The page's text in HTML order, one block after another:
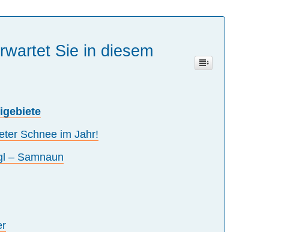
Sie in diesem
Schnee im Jahr!
– Samnaun